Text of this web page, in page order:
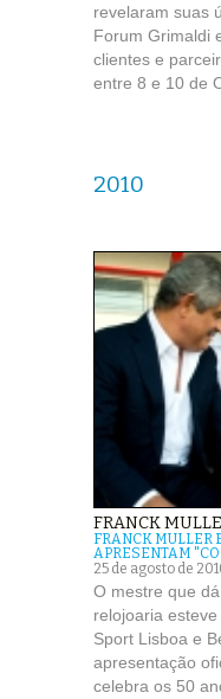
revelaram suas
Forum Grimaldi
clientes e
entre 8 e 10 de
2010
FRANCK
FRANCK MULLER
APRESENTAM
25 de agosto de
O mestre que
relojoaria
Sport Lisboa e
apresentação
celebra os 50